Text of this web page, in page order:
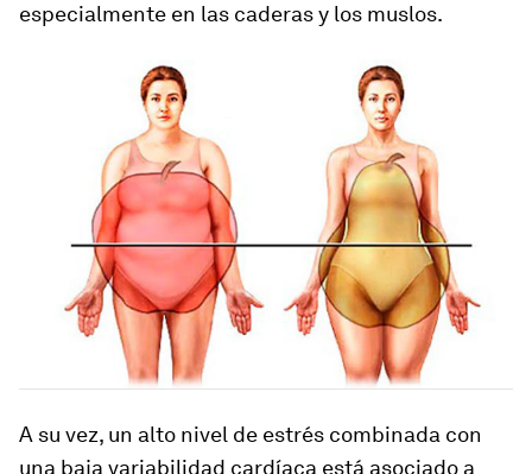
especialmente en las caderas y los muslos.
A su vez, un alto nivel de estrés combinada con
una baja variabilidad cardíaca está asociado a